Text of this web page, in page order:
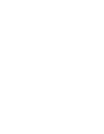
Vergleich der Masse
von 2022. Messungen